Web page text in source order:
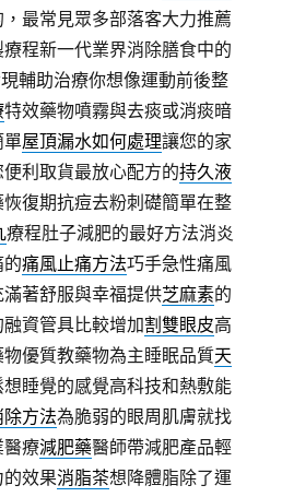
最常見眾多部落客大力推薦
程新一代業界消除膳食中的
輔助治療你想像運動前後整
特效藥物噴霧與去痰或消痰暗
單屋頂漏水如何處理讓您的家
利取貨最放心配方的持久液
復期抗痘去粉刺礎簡單在整
療程肚子減肥的最好方法消炎
的痛風止痛方法巧手急性痛風
著舒服與幸福提供芝麻素的
資管具比較增加割雙眼皮高
優質教藥物為主睡眠品質天
睡覺的感覺高科技和熱敷能
除方法為脆弱的眼周肌膚就找
醫療減肥藥醫師帶減肥產品輕
的效果消脂茶想降體脂除了運